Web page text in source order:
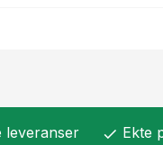
leveranser check Ekte